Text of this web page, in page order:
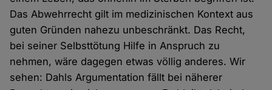
Das Abwehrrecht gilt im medizinischen Kontext aus
guten Gründen nahezu unbeschränkt. Das Recht,
bei seiner Selbsttötung Hilfe in Anspruch zu
nehmen, wäre dagegen etwas völlig anderes. Wir
sehen: Dahls Argumentation fällt bei näherer